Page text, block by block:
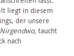
liegt in diesem
der unsere
Nirgendwo, taucht
nach